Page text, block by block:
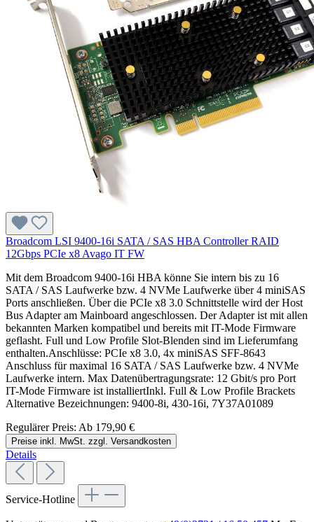
Broadcom LSI 9400-16i SATA / SAS HBA Controller RAID
12Gbps PCIe x8 Avago IT FW
Mit dem Broadcom 9400-16i HBA könne Sie intern bis zu 16
SATA / SAS Laufwerke bzw. 4 NVMe Laufwerke über 4 miniSAS
Ports anschließen. Über die PCIe x8 3.0 Schnittstelle wird der Host
Bus Adapter am Mainboard angeschlossen. Der Adapter ist mit allen
bekannten Marken kompatibel und bereits mit IT-Mode Firmware
geflasht. Full und Low Profile Slot-Blenden sind im Lieferumfang
enthalten.Anschlüsse: PCIe x8 3.0, 4x miniSAS SFF-8643
Anschluss für maximal 16 SATA / SAS Laufwerke bzw. 4 NVMe
Laufwerke intern. Max Datenübertragungsrate: 12 Gbit/s pro Port
IT-Mode Firmware ist installiertInkl. Full & Low Profile Brackets
Alternative Bezeichnungen: 9400-8i, 430-16i, 7Y37A01089
Regulärer Preis: Ab 179,90 €
Preise inkl. MwSt. zzgl. Versandkosten
Details
Service-Hotline